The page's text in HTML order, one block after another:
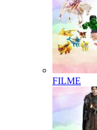
FILME